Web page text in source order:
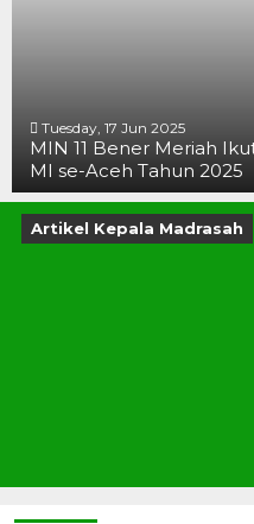
Tuesday, 17 Jun 2025
MIN 11 Bener Meriah
MI se-Aceh Tahun 2025
Artikel Kepala Madrasah